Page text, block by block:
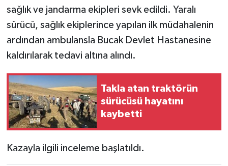
sağlık ve jandarma ekipleri sevk edildi. Yaralı
sürücü, sağlık ekiplerince yapılan ilk müdahalenin
ardından ambulansla Bucak Devlet Hastanesine
kaldırılarak tedavi altına alındı.
Takla atan traktörün
sürücüsü hayatını
kaybetti
Kazayla ilgili inceleme başlatıldı.